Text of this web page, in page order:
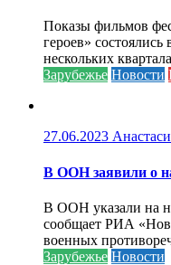
Показы фильмов
героев»
нескольких
Зарубежье Новости
27.06.2023
В ООН заявили о
В ООН указали на
сообщает РИА
военных
Зарубежье Новости